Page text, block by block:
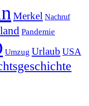
Merkel Nachruf
Pandemie
Umzug Urlaub USA